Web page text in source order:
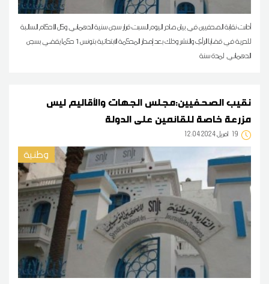
أدانت نقابة الصحفيين في بيان صادر اليوم السبت قرار سجن سنية الدهماني وكل الأحكام السالبة
للحرية في قضايا الرأي والنشر وذلك بعد إصدار المحكمة الابتدائية بتونس 1 حكما يقضي بسجن
الدهماني لمدة سنة
نقيب الصحفيين:مجلس الجهات والأقاليم ليس
مزرعة خاصة للقائمين على الدولة
19 12:04 2024 أفريل
وطنية